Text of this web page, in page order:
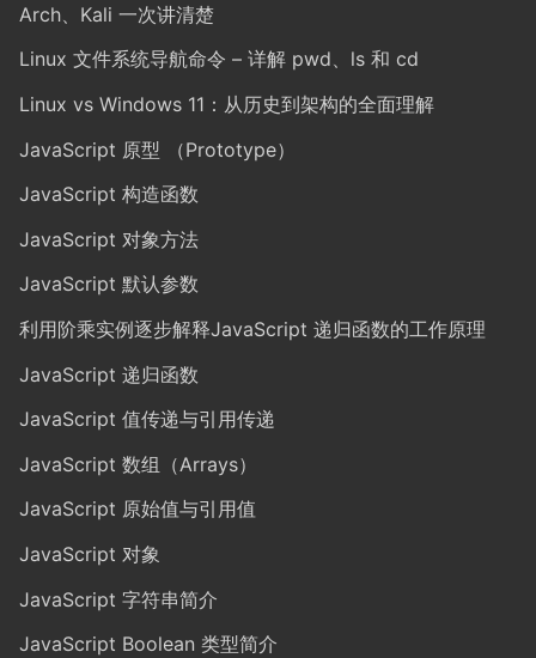
Arch、Kali 一次讲清楚
Linux 文件系统导航命令 – 详解 pwd、ls 和 cd
Linux vs Windows 11：从历史到架构的全面理解
JavaScript 原型 （Prototype）
JavaScript 构造函数
JavaScript 对象方法
JavaScript 默认参数
利用阶乘实例逐步解释JavaScript 递归函数的工作原理
JavaScript 递归函数
JavaScript 值传递与引用传递
JavaScript 数组（Arrays）
JavaScript 原始值与引用值
JavaScript 对象
JavaScript 字符串简介
JavaScript Boolean 类型简介